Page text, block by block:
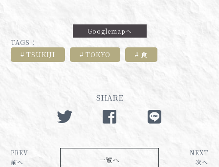
Googlemapへ
TAGS：
TSUKIJI
TOKYO 食
SHARE
PREV
前へ
一覧へ
NEXT
次へ